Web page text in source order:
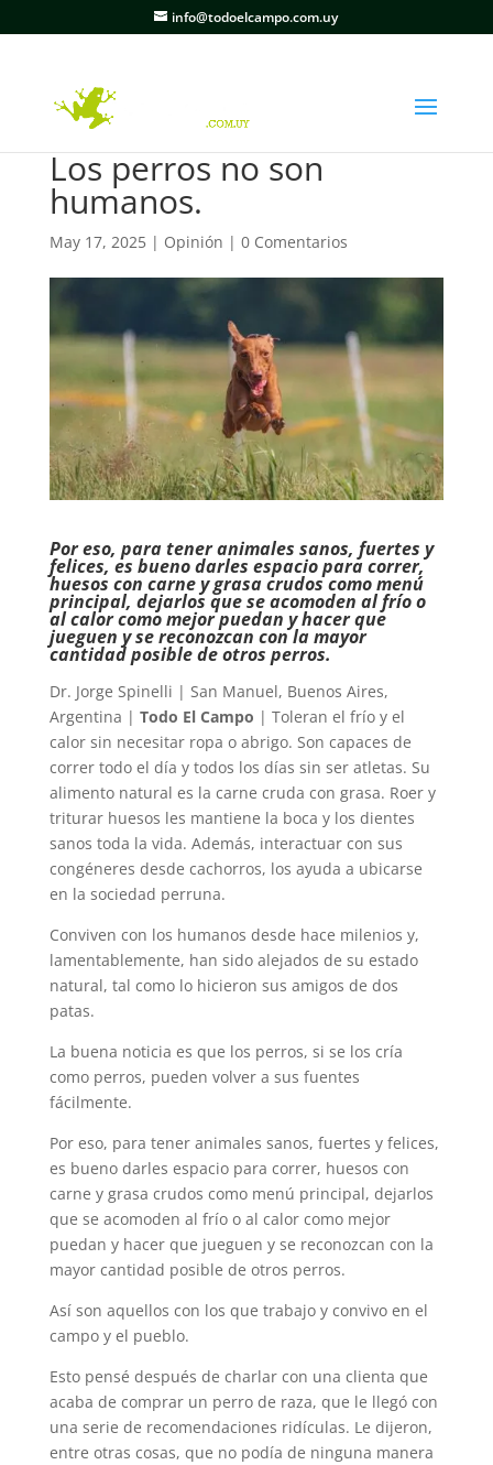
info@todoelcampo.com.uy
Los perros no son
humanos.
May 17, 2025| Opinión | 0 Comentarios
Por eso, para tener animales sanos, fuertes y
felices, es bueno darles espacio para correr,
huesos con carne y grasa crudos como menú
principal, dejarlos que se acomoden al frío o
al calor como mejor puedan y hacer que
jueguen y se reconozcan con la mayor
cantidad posible de otros perros.
Dr. Jorge Spinelli | San Manuel, Buenos Aires,
Argentina | Todo El Campo | Toleran el frío y el
calor sin necesitar ropa o abrigo. Son capaces de
correr todo el día y todos los días sin ser atletas. Su
alimento natural es la carne cruda con grasa. Roer y
triturar huesos les mantiene la boca y los dientes
sanos toda la vida. Además, interactuar con sus
congéneres desde cachorros, los ayuda a ubicarse
en la sociedad perruna.
Conviven con los humanos desde hace milenios y,
lamentablemente, han sido alejados de su estado
natural, tal como lo hicieron sus amigos de dos
patas.
La buena noticia es que los perros, si se los cría
como perros, pueden volver a sus fuentes
fácilmente.
Por eso, para tener animales sanos, fuertes y felices,
es bueno darles espacio para correr, huesos con
carne y grasa crudos como menú principal, dejarlos
que se acomoden al frío o al calor como mejor
puedan y hacer que jueguen y se reconozcan con la
mayor cantidad posible de otros perros.
Así son aquellos con los que trabajo y convivo en el
campo y el pueblo.
Esto pensé después de charlar con una clienta que
acaba de comprar un perro de raza, que le llegó con
una serie de recomendaciones ridículas. Le dijeron,
entre otras cosas, que no podía de ninguna manera